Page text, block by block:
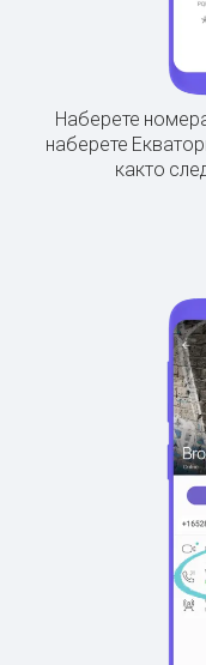
Наберете
наберете
както